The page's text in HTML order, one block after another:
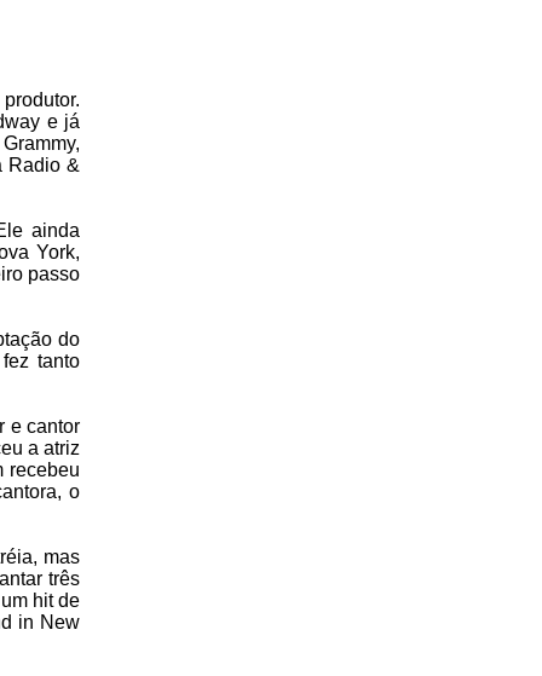
e já
Radio &
ainda
York,
passo
do
tanto
e cantor
a atriz
recebeu
o
mas
três
hit de
in New